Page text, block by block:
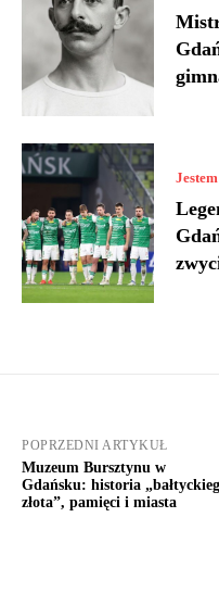
POPRZEDNI ARTYKUŁ
Muzeum Bursztynu w
Gdańsku: historia
złota”, pamięci i miasta